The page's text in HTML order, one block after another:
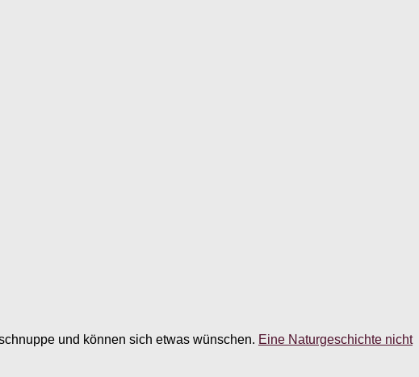
und können sich etwas wünschen. Eine Naturgeschichte nicht